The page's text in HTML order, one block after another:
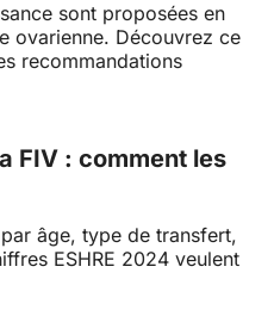
sont proposées en
ovarienne. Découvrez ce
recommandations
FIV : comment les
âge, type de transfert,
ESHRE 2024 veulent